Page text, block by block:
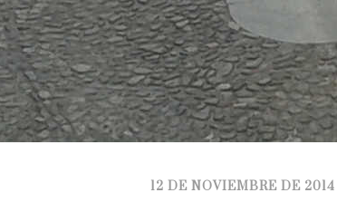
12 DE NOVIEMBRE DE 2014